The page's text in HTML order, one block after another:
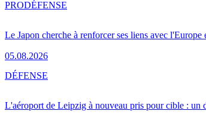
Le Japon cherche à renforcer ses liens avec l'Europe
05.08.2026
PRODÉFENSE
L'aéroport de Leipzig à nouveau pris pour cible : un
DÉFENSE